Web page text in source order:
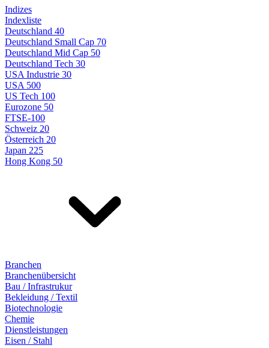
Indizes
Indexliste
Deutschland 40
Deutschland Small Cap 70
Deutschland Mid Cap 50
Deutschland Tech 30
USA Industrie 30
USA 500
US Tech 100
Eurozone 50
FTSE-100
Schweiz 20
Österreich 20
Japan 225
Hong Kong 50
Branchen
Branchenübersicht
Bau / Infrastrukur
Bekleidung / Textil
Biotechnologie
Chemie
Dienstleistungen
Eisen / Stahl